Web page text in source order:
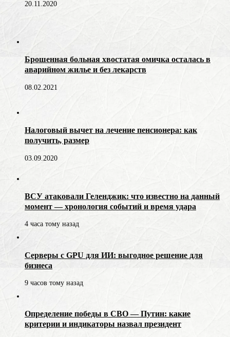
20.11.2020
Брошенная больная хвостатая омичка осталась в
аварийном жилье и без лекарств
08.02.2021
Налоговый вычет на лечение пенсионера: как
получить, размер
03.09.2020
ВСУ атаковали Геленджик: что известно на данный
момент — хронология событий и время удара
4 часа тому назад
Серверы с GPU для ИИ: выгодное решение для
бизнеса
9 часов тому назад
Определение победы в СВО — Путин: какие
критерии и индикаторы назвал президент